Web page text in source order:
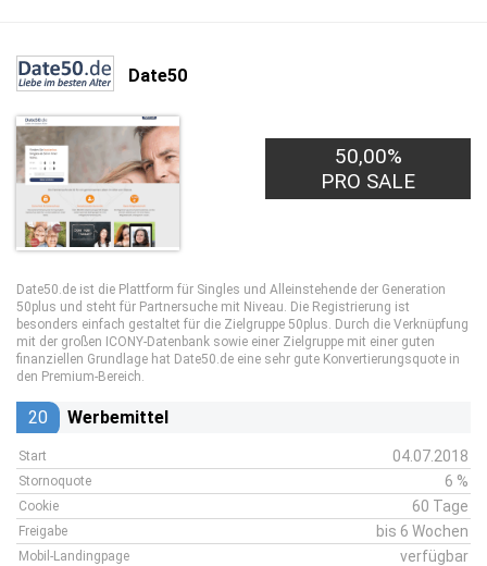
Date50
0,05€
PRO LEAD
50,00%
PRO SALE
Date50.de ist die Plattform für Singles und Alleinstehende der Generation
50plus und steht für Partnersuche mit Niveau. Die Registrierung ist
besonders einfach gestaltet für die Zielgruppe 50plus. Durch die Verknüpfung
mit der großen ICONY-Datenbank sowie einer Zielgruppe mit einer guten
finanziellen Grundlage hat Date50.de eine sehr gute Konvertierungsquote in
den Premium-Bereich.
20 Werbemittel
Start 04.07.2018
Stornoquote 6 %
Cookie 60 Tage
Freigabe bis 6 Wochen
Mobil-Landingpage verfügbar